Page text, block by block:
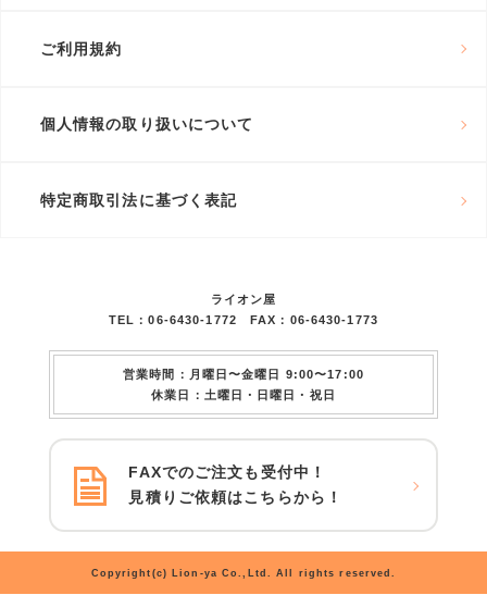
ご利用規約
個人情報の取り扱いについて
特定商取引法に基づく表記
ライオン屋
TEL：06-6430-1772 FAX：06-6430-1773
営業時間：月曜日〜金曜日 9:00〜17:00
休業日：土曜日・日曜日・祝日
FAXでのご注文も受付中！
見積りご依頼はこちらから！
Copyright(c) Lion-ya Co.,Ltd. All rights reserved.